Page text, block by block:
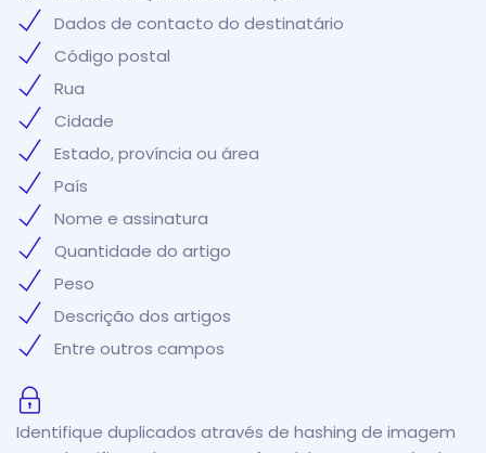
Dados de contacto do destinatário
Código postal
Rua
Cidade
Estado, província ou área
País
Nome e assinatura
Quantidade do artigo
Peso
Descrição dos artigos
Entre outros campos
Identifique duplicados através de hashing de imagem